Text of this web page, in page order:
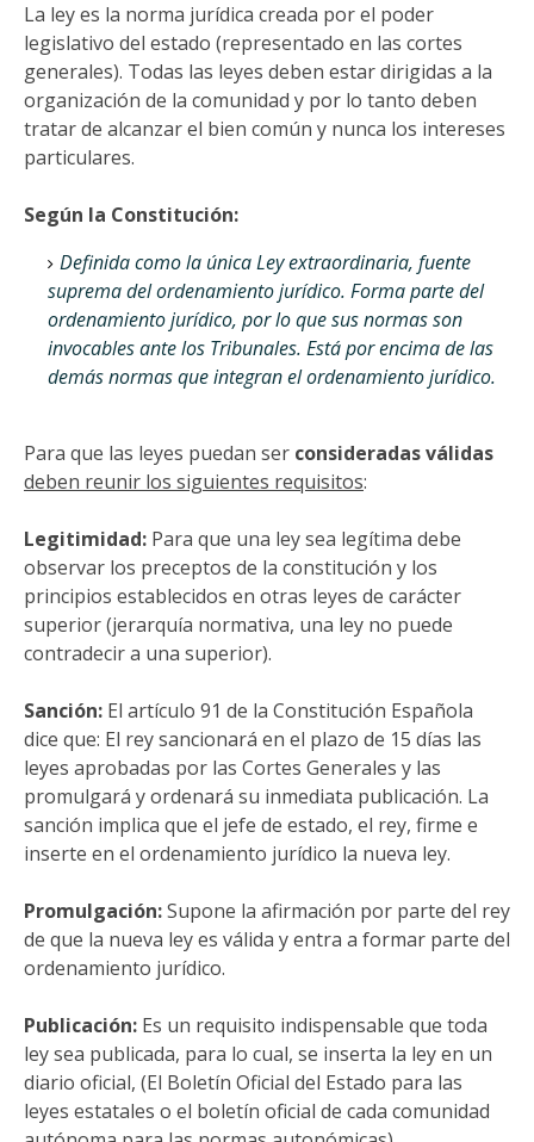
La ley es la norma jurídica creada por el poder
legislativo del estado (representado en las cortes
generales). Todas las leyes deben estar dirigidas a la
organización de la comunidad y por lo tanto deben
tratar de alcanzar el bien común y nunca los intereses
particulares.
Según la Constitución:
Definida como la única Ley extraordinaria, fuente
suprema del ordenamiento jurídico. Forma parte del
ordenamiento jurídico, por lo que sus normas son
invocables ante los Tribunales. Está por encima de las
demás normas que integran el ordenamiento jurídico.
Para que las leyes puedan ser consideradas válidas
deben reunir los siguientes requisitos:
Legitimidad: Para que una ley sea legítima debe
observar los preceptos de la constitución y los
principios establecidos en otras leyes de carácter
superior (jerarquía normativa, una ley no puede
contradecir a una superior).
Sanción: El artículo 91 de la Constitución Española
dice que: El rey sancionará en el plazo de 15 días las
leyes aprobadas por las Cortes Generales y las
promulgará y ordenará su inmediata publicación. La
sanción implica que el jefe de estado, el rey, firme e
inserte en el ordenamiento jurídico la nueva ley.
Promulgación:Supone la afirmación por parte del rey
de que la nueva ley es válida y entra a formar parte del
ordenamiento jurídico.
Publicación: Es un requisito indispensable que toda
ley sea publicada, para lo cual, se inserta la ley en un
diario oficial, (El Boletín Oficial del Estado para las
leyes estatales o el boletín oficial de cada comunidad